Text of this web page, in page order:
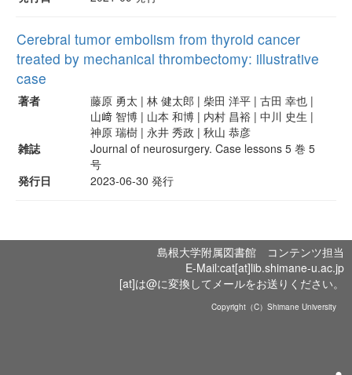
Cerebral tumor embolism from thyroid cancer
treated by mechanical thrombectomy: illustrative
case
著者
藤原 勇太 | 林 健太郎 | 柴田 洋平 | 古田 幸也 |
山﨑 智博 | 山本 和博 | 内村 昌裕 | 中川 史生 |
神原 瑞樹 | 永井 秀政 | 秋山 恭彦
雑誌
Journal of neurosurgery. Case lessons 5 巻 5
号
発行日
2023-06-30 発行
島根大学附属図書館 コンテンツ担当
E-Mail:cat[at]lib.shimane-u.ac.jp
[at]は@に変換してメールをお送りください。
Copyright（C）Shimane University